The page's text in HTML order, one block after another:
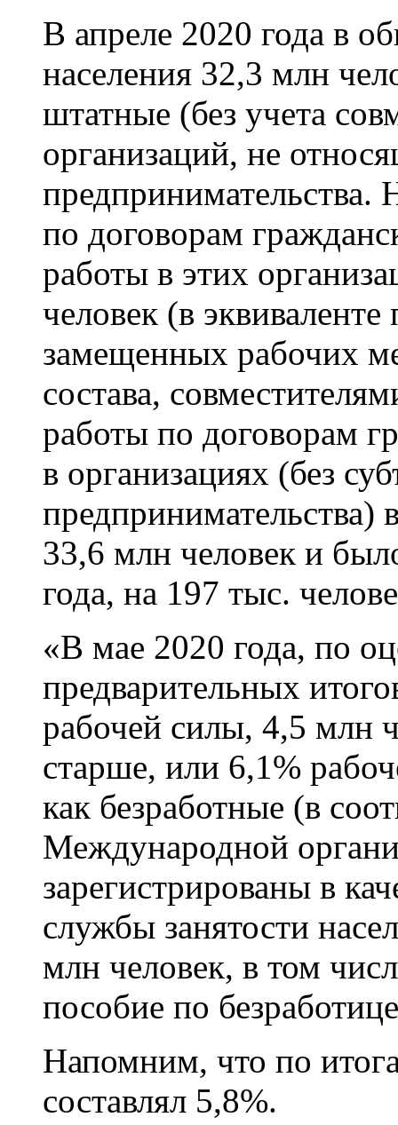
В апреле 2020 года в
населения 32,3 млн
штатные (без учета
организаций, не
предпринимательства.
по договорам
работы в этих
человек (в
замещенных рабочих
состава,
работы по договорам
в организациях (без
предпринимательства)
33,6 млн человек и
года, на 197 тыс.
«В мае 2020 года, по
предварительных
рабочей силы, 4,5 млн
старше, или 6,1%
как безработные (в
Международной
зарегистрированы в
службы занятости
млн человек, в том
пособие по
Напомним, что по
составлял 5,8%.